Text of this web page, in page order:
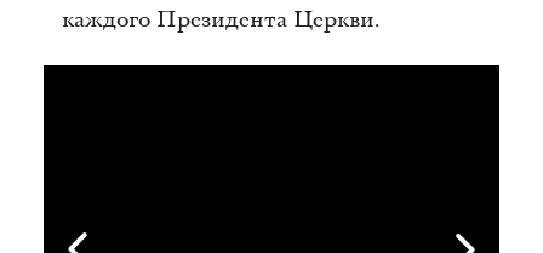
каждого Президента Церкви.